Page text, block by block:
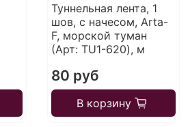
Туннельная лента, 1
шов, с начесом, Arta-
F, морской туман
(Арт: TU1-620), м
80 руб
В корзину